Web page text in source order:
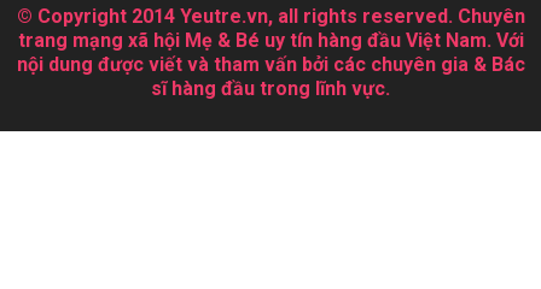
© Copyright 2014 Yeutre.vn, all rights reserved. Chuyên
trang mạng xã hội Mẹ & Bé uy tín hàng đầu Việt Nam. Với
nội dung được viết và tham vấn bởi các chuyên gia & Bác
sĩ hàng đầu trong lĩnh vực.